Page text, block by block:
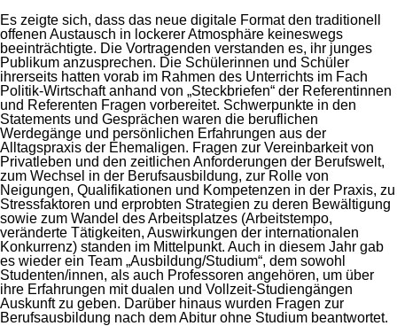
Es zeigte sich, dass das neue digitale Format den traditionell
offenen Austausch in lockerer Atmosphäre keineswegs
beeinträchtigte. Die Vortragenden verstanden es, ihr junges
Publikum anzusprechen. Die Schülerinnen und Schüler
ihrerseits hatten vorab im Rahmen des Unterrichts im Fach
Politik-Wirtschaft anhand von „Steckbriefen“ der Referentinnen
und Referenten Fragen vorbereitet. Schwerpunkte in den
Statements und Gesprächen waren die beruflichen
Werdegänge und persönlichen Erfahrungen aus der
Alltagspraxis der Ehemaligen. Fragen zur Vereinbarkeit von
Privatleben und den zeitlichen Anforderungen der Berufswelt,
zum Wechsel in der Berufsausbildung, zur Rolle von
Neigungen, Qualifikationen und Kompetenzen in der Praxis, zu
Stressfaktoren und erprobten Strategien zu deren Bewältigung
sowie zum Wandel des Arbeitsplatzes (Arbeitstempo,
veränderte Tätigkeiten, Auswirkungen der internationalen
Konkurrenz) standen im Mittelpunkt. Auch in diesem Jahr gab
es wieder ein Team „Ausbildung/Studium“, dem sowohl
Studenten/innen, als auch Professoren angehören, um über
ihre Erfahrungen mit dualen und Vollzeit-Studiengängen
Auskunft zu geben. Darüber hinaus wurden Fragen zur
Berufsausbildung nach dem Abitur ohne Studium beantwortet.